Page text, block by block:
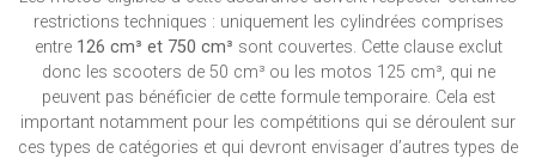
restrictions techniques : uniquement les cylindrées comprises
entre 126 cm³ et 750 cm³ sont couvertes. Cette clause exclut
donc les scooters de 50 cm³ ou les motos 125 cm³, qui ne
peuvent pas bénéficier de cette formule temporaire. Cela est
important notamment pour les compétitions qui se déroulent sur
ces types de catégories et qui devront envisager d’autres types de